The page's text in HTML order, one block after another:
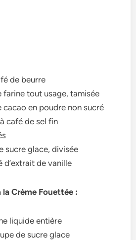
de beurre
farine tout usage, tamisée
cacao en poudre non sucré
café de sel fin
sucre glace, divisée
d’extrait de vanille
Crème Fouettée :
liquide entière
de sucre glace